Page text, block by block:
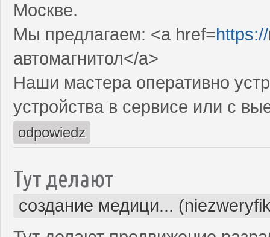
Москве.
Мы предлагаем: <a href=
автомагнитол</a>
Наши мастера оперативно
устройства в сервисе или с
odpowiedz
Тут делают
создание медици...